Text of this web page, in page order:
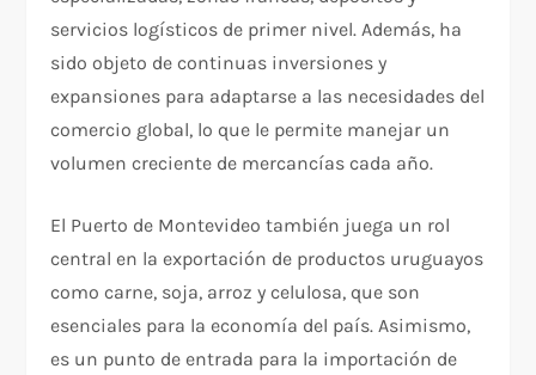
servicios logísticos de primer nivel. Además, ha
sido objeto de continuas inversiones y
expansiones para adaptarse a las necesidades del
comercio global, lo que le permite manejar un
volumen creciente de mercancías cada año.
El Puerto de Montevideo también juega un rol
central en la exportación de productos uruguayos
como carne, soja, arroz y celulosa, que son
esenciales para la economía del país. Asimismo,
es un punto de entrada para la importación de